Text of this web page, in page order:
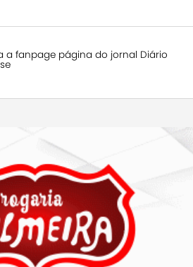
a fanpage página do jornal Diário